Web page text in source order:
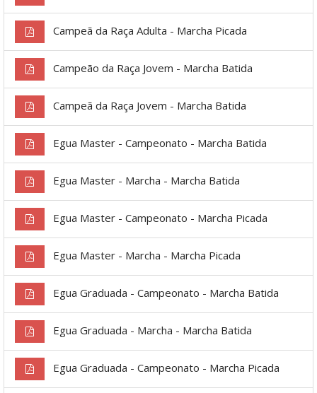
Campeã da Raça Adulta - Marcha Picada
Campeão da Raça Jovem - Marcha Batida
Campeã da Raça Jovem - Marcha Batida
Egua Master - Campeonato - Marcha Batida
Egua Master - Marcha - Marcha Batida
Egua Master - Campeonato - Marcha Picada
Egua Master - Marcha - Marcha Picada
Egua Graduada - Campeonato - Marcha Batida
Egua Graduada - Marcha - Marcha Batida
Egua Graduada - Campeonato - Marcha Picada